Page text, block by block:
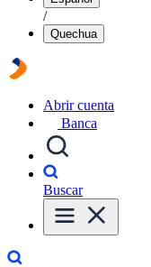
/
Quechua
Abrir cuenta
Banca
Buscar